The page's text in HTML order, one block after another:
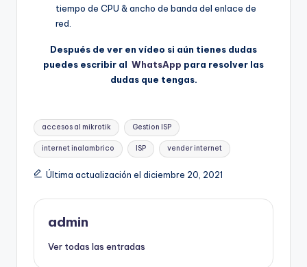
tiempo de CPU & ancho de banda del enlace de
red.
Después de ver en vídeo si aún tienes dudas
puedes escribir al WhatsApp para resolver las
dudas que tengas.
Etiquetas:
accesos al mikrotik Gestion ISP
internet inalambrico ISP vender internet
Última actualización el diciembre 20, 2021
admin
Ver todas las entradas